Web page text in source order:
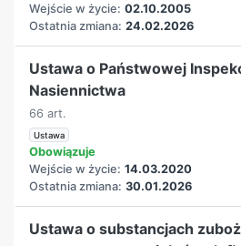
Wejście w życie: 02.10.2005
Ostatnia zmiana: 24.02.2026
Ustawa o Państwowej
Nasiennictwa
66 art.
Ustawa
Obowiązuje
Wejście w życie: 14.03.2020
Ostatnia zmiana: 30.01.2026
Ustawa o substancjach